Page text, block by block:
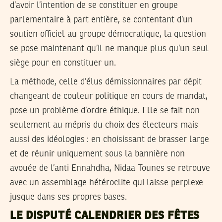
d’avoir l’intention de se constituer en groupe
parlementaire à part entière, se contentant d’un
soutien officiel au groupe démocratique, la question
se pose maintenant qu’il ne manque plus qu’un seul
siège pour en constituer un.
La méthode, celle d’élus démissionnaires par dépit
changeant de couleur politique en cours de mandat,
pose un problème d’ordre éthique. Elle se fait non
seulement au mépris du choix des électeurs mais
aussi des idéologies : en choisissant de brasser large
et de réunir uniquement sous la bannière non
avouée de l’anti Ennahdha, Nidaa Tounes se retrouve
avec un assemblage hétéroclite qui laisse perplexe
jusque dans ses propres bases.
LE DISPUTÉ CALENDRIER DES FÊTES